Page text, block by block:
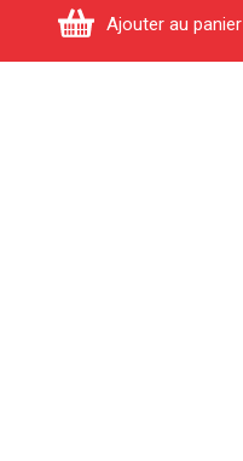
Ajouter au panier